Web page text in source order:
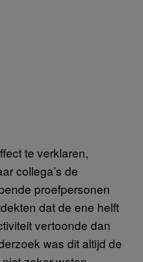
te verklaren,
collega’s de
proefpersonen
dat de ene helft
vertoonde dan
was dit altijd de